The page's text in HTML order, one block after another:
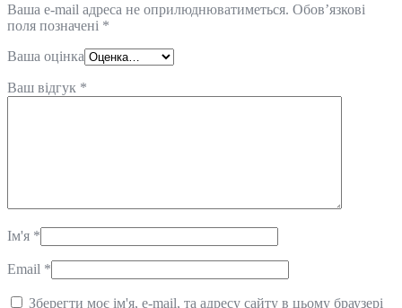
Ваша e-mail адреса не оприлюднюватиметься. Обов’язкові
поля позначені *
Ваша оцінка
Ваш відгук *
Ім'я *
Email *
Зберегти моє ім'я, e-mail, та адресу сайту в цьому браузері